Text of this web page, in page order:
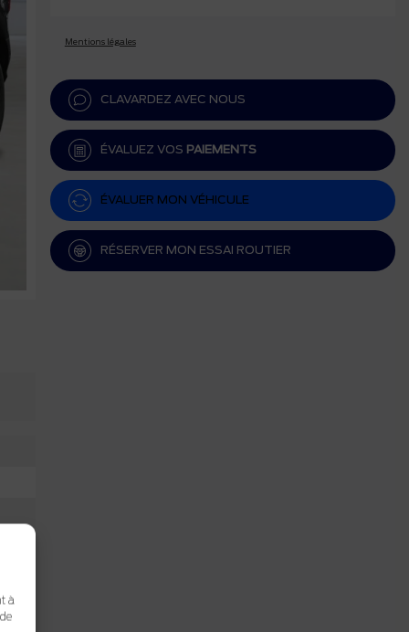
à
Mentions légales
CLAVARDEZ AVEC NOUS
ÉVALUEZ VOS PAIEMENTS
ÉVALUER MON VÉHICULE
RÉSERVER MON ESSAI ROUTIER